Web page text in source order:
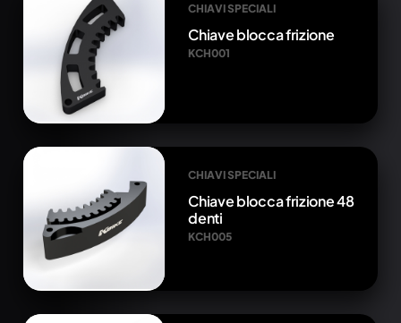
CHIAVI SPECIALI
Chiave blocca frizione
KCH001
CHIAVI SPECIALI
Chiave blocca frizione 48
denti
KCH005